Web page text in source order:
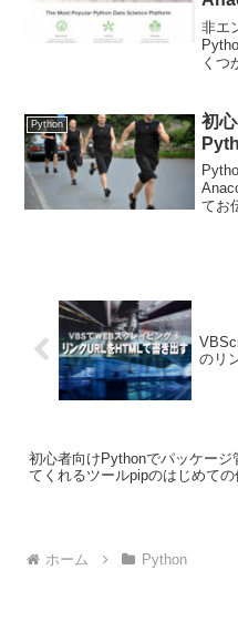
非エ
くつ
ろ
で
いて
Python
初
てお
け
のリ
初心者向けPythonでパッケージ
てくれるツールpipのはじめて
ホーム Python